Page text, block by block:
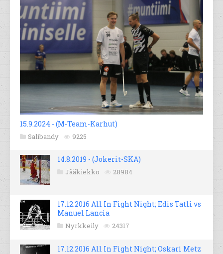
15.9.2024 - (M-Team-Karhut)
Salibandy 9225
14.8.2019 - (Jokerit-SKA)
Jääkiekko 28984
17.12.2016 All In Fight Night; Edis Tatli vs
Manuel Lancia
Nyrkkeily 24317
17.12.2016 All In Fight Night; Oskari Metz